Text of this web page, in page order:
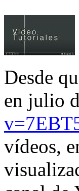
Desde
en julio
vídeos,